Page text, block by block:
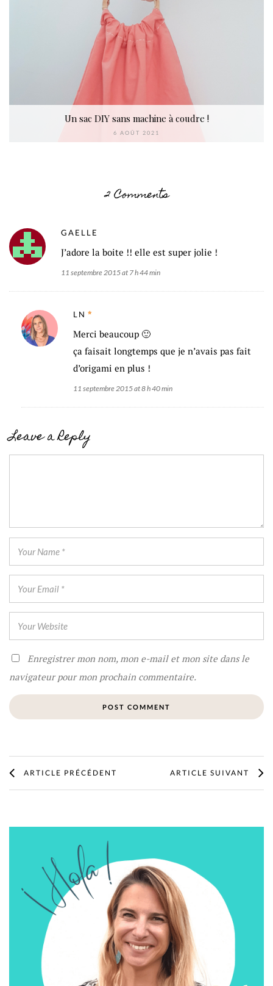
Un sac DIY sans machine à coudre !
6 AOÛT 2021
2 Comments
GAELLE
J’adore la boite !! elle est super jolie !
11 septembre 2015 at 7 h 44 min
LN
Merci beaucoup 🙂
ça faisait longtemps que je n’avais pas fait
d’origami en plus !
11 septembre 2015 at 8 h 40 min
Leave a Reply
Enregistrer mon nom, mon e-mail et mon site dans le
navigateur pour mon prochain commentaire.
ARTICLE PRÉCÉDENT ARTICLE SUIVANT